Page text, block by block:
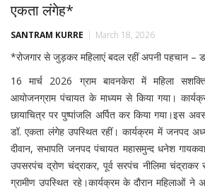
एकता लंगेह*
SANTRAM KURRE March 18, 2026
*रोजगार से जुड़कर महिलाएं बदल रहीं अपनी पहचान –
16 मार्च 2026 ग्राम बावनकेरा में महिला
आयोजनग्राम पंचायत के माध्यम से किया गया।
छायाचित्र पर पुष्पांजलि अर्पित कर किया गया।इस
डॉ. एकता लंगेह उपस्थित रहीं। कार्यक्रम में जनपद
दीवान, सभापति जनपद पंचायत महासमुन्द धनेश
उपसरपंच द्रोण चंद्राकर, पूर्व सरपंच नीलिमा
ग्रामीण उपस्थित रहे।कार्यक्रम के दौरान महिलाओं ने